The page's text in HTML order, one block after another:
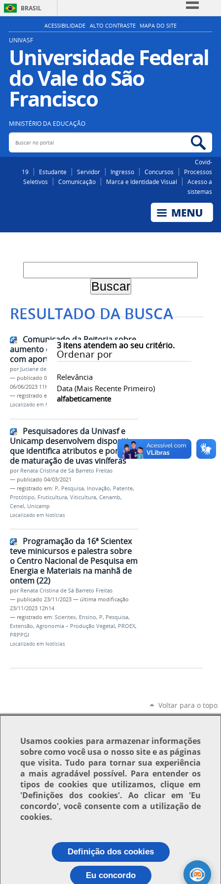
BRASIL
Simplifique!
Participe
Acesso à informação
Legislação
ACESSIBILIDADE ALTO CONTRASTE MAPA DO SITE
UNIVASF
Universidade Federal
do Vale do São
Francisco
MINISTÉRIO DA EDUCAÇÃO
Buscar no portal
Covid-
19
Estudante Servidor Ingresso Concursos
Processos
Seletivos
Comunicação Marca e Identidade Visual
Acesso a
sistemas
RESULTADO DA BUSCA
3itens atendem ao seu critério.
Ordenar por
Relevância
Data (mais Recente Primeiro)
alfabeticamente
Comunicado da Reitoria sobre
aumento das bolsas de extensão
com aporte de recursos
por Juciane de Jesus Aleixo
— publicado 06/06/2023—última modificação
06/06/2023 11h04
— registrado em:
Reitoria P,
Localizado em Notícias
Pesquisadores da Univasf e
Unicamp desenvolvem dispositivo
que identifica atributos e ponto
de maturação de uvas viníferas
por Renata Cristina de Sá Barreto Freitas
— publicado 04/03/2021
— registrado em: P, Pesquisa, Inovação, Patente,
Protótipo, Fruticultura, Viticultura, Cenamb,
Cenel, Unicamp
Localizado em Notícias
Programação da 16ª Scientex
teve minicursos e palestra sobre
o Centro Nacional de Pesquisa em
Energia e Materiais na manhã de
ontem (22)
por Renata Cristina de Sá Barreto Freitas
— publicado 23/11/2023 — última modificação
23/11/2023 12h14
— registrado em: Scientex, Ensino, P, Pesquisa,
Extensão, Agronomia – Produção Vegetal, PROEX,
PRPPGI
Localizado em Notícias
Voltar para o topo
Usamoscookies para armazenar informações
sobre como você usa o nosso site e as páginas
que visita. Tudo para tornar sua experiência
a mais agradável possível. Para entender os
tipos de cookies que utilizamos, clique em
'Definições dos cookies'. Ao clicar em 'Eu
concordo', você consente com a utilização de
cookies.